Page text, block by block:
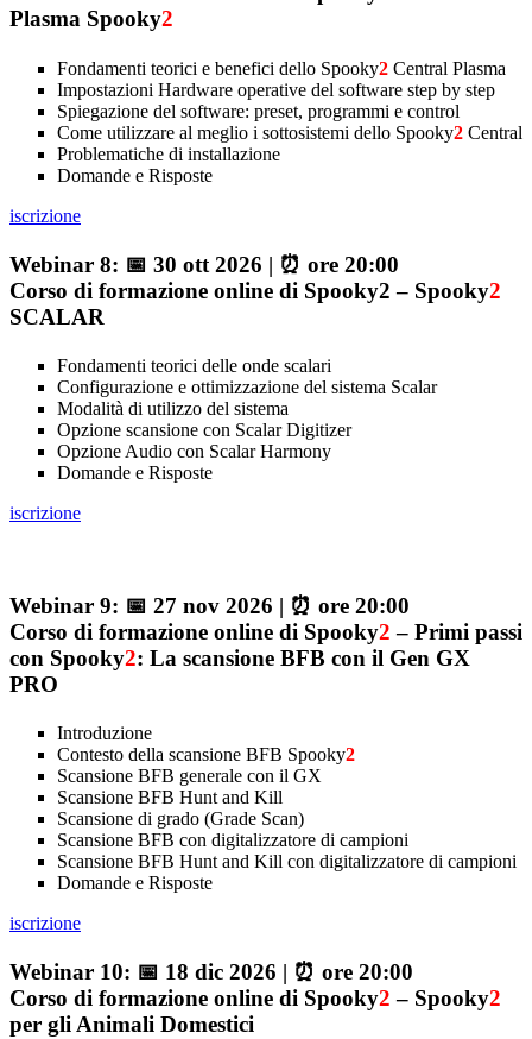
Plasma Spooky2
Fondamenti teorici e benefici dello Spooky2 Central Plasma
Impostazioni Hardware operative del software step by step
Spiegazione del software: preset, programmi e control
Come utilizzare al meglio i sottosistemi dello Spooky2 Central
Problematiche di installazione
Domande e Risposte
iscrizione
Webinar 8: 📅 30 ott 2026 | ⏰ ore 20:00
Corso di formazione online di Spooky2 – Spooky2
SCALAR
Fondamenti teorici delle onde scalari
Configurazione e ottimizzazione del sistema Scalar
Modalità di utilizzo del sistema
Opzione scansione con Scalar Digitizer
Opzione Audio con Scalar Harmony
Domande e Risposte
iscrizione
Webinar 9: 📅 27 nov 2026 | ⏰ ore 20:00
Corso di formazione online di Spooky2 – Primi passi
con Spooky2: La scansione BFB con il Gen GX
PRO
Introduzione
Contesto della scansione BFB Spooky2
Scansione BFB generale con il GX
Scansione BFB Hunt and Kill
Scansione di grado (Grade Scan)
Scansione BFB con digitalizzatore di campioni
Scansione BFB Hunt and Kill con digitalizzatore di campioni
Domande e Risposte
iscrizione
Webinar 10: 📅 18 dic 2026 | ⏰ ore 20:00
Corso di formazione online di Spooky2 – Spooky2
per gli Animali Domestici